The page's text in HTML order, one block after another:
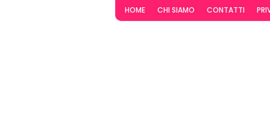
HOME CHI SIAMO CONTATTI